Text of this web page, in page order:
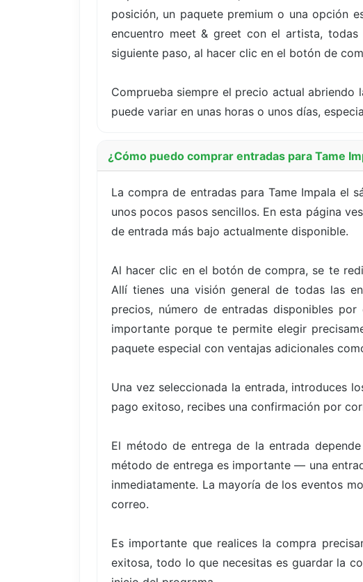
posición, un paquete premium o una opción
encuentro meet & greet con el artista,
siguiente paso, al hacer clic en el botón de
Comprueba siempre el precio actual
puede variar en unas horas o unos días,
¿Cómo puedo comprar entradas para Tame
La compra de entradas para Tame Impala el
unos pocos pasos sencillos. En esta página
de entrada más bajo actualmente disponible.
Al hacer clic en el botón de compra, se te
Allí tienes una visión general de todas las
precios, número de entradas disponibles
importante porque te permite elegir
paquete especial con ventajas adicionales
Una vez seleccionada la entrada, introduces
pago exitoso, recibes una confirmación por
El método de entrega de la entrada
método de entrega es importante — una
inmediatamente. La mayoría de los eventos
correo.
Es importante que realices la compra
exitosa, todo lo que necesitas es guardar la